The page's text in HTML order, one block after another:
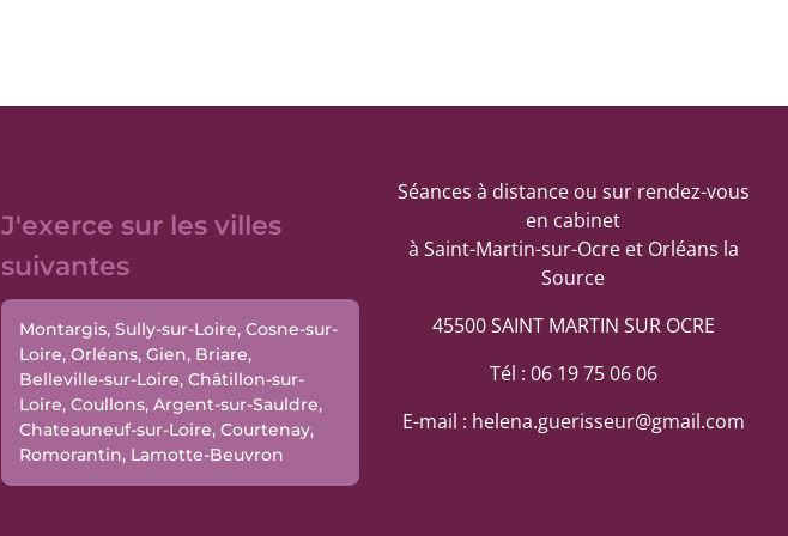
J'exerce sur les villes
suivantes
Montargis, Sully-sur-Loire, Cosne-sur-
Loire, Orléans, Gien, Briare,
Belleville-sur-Loire, Châtillon-sur-
Loire, Coullons, Argent-sur-Sauldre,
Chateauneuf-sur-Loire, Courtenay,
Romorantin, Lamotte-Beuvron
Séances à distance ou sur rendez-vous
en cabinet
à Saint-Martin-sur-Ocre et Orléans la
Source
45500 SAINT MARTIN SUR OCRE
Tél : 06 19 75 06 06
E-mail : helena.guerisseur@gmail.com